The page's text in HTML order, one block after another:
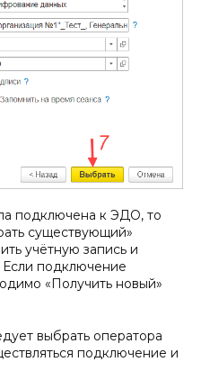
подключена к ЭДО, то
существующий»
учётную запись и
Если подключение
«Получить новый»
выбрать оператора
подключение и